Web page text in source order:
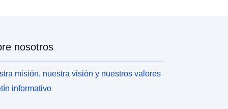
(casos de rotura o insuficiencia de la
como datos recopilados en la medida en que
resulten de una síntesis utilizando varias fuentes de
de peligro calculados, modelados u
nosotros
misión, nuestra visión y nuestros valores
informativo